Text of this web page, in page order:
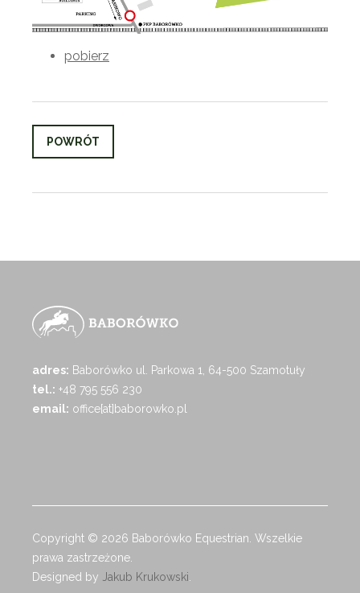
pobierz
POWRÓT
adres: Baborówko ul. Parkowa 1, 64-500 Szamotuły
tel.: +48 795 556 230
email: office[at]baborowko.pl
Copyright © 2026 Baborówko Equestrian. Wszelkie
prawa zastrzeżone.
Designed by Jakub Krukowski